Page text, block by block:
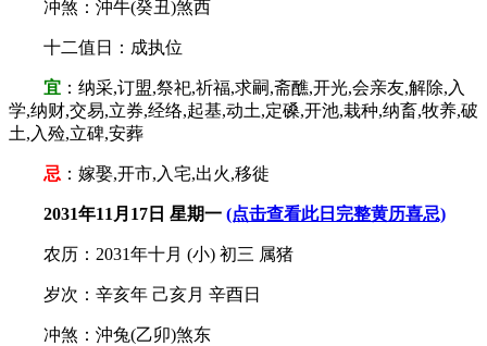
冲煞：沖牛(癸丑)煞西
十二值日：成执位
宜 ：纳采,订盟,祭祀,祈福,求嗣,斋醮,开光,会亲友,解除,入
学,纳财,交易,立券,经络,起基,动土,定磉,开池,栽种,纳畜,牧养,破
土,入殓,立碑,安葬
忌 ：嫁娶,开市,入宅,出火,移徙
2031年11月17日 星期一 (点击查看此日完整黄历喜忌)
农历：2031年十月 (小) 初三 属猪
岁次：辛亥年 己亥月 辛酉日
冲煞：沖兔(乙卯)煞东